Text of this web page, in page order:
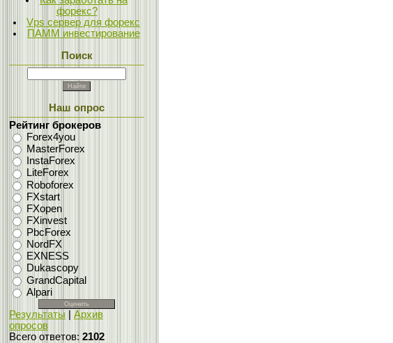
форекс?
Vps сервер для форекс
ПАММ инвестирование
Поиск
Наш опрос
Рейтинг брокеров
Forex4you
MasterForex
InstaForex
LiteForex
Roboforex
FXstart
FXopen
FXinvest
PbcForex
NordFX
EXNESS
Dukascopy
GrandCapital
Alpari
Результаты
Архив
опросов
Всего ответов: 2102